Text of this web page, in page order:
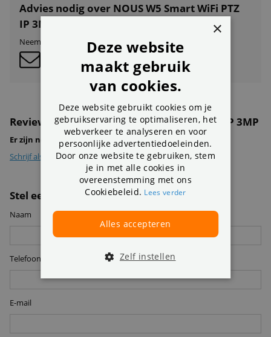
Advies nodig over NOUS W5 Smart WiFi PTZ
IP 3MP?
Neem contact op met onze klantenservice:
Reviews over de NOUS W5 Smart WiFi PTZ IP 3MP
Er zijn nog geen review geplaatst voor dit product
Schrijf als eerste een review
Stel een vraag
Naam
Telefoon
E-mail
×
Deze website
maakt gebruik
van cookies.
Deze website gebruikt cookies om je
gebruikservaring te optimaliseren, het
webverkeer te analyseren en voor
persoonlijke advertentiedoeleinden.
Door onze website te gebruiken, stem
je in met alle cookies in
overeenstemming met ons
Cookiebeleid. Lees verder
Alles accepteren
Zelf instellen